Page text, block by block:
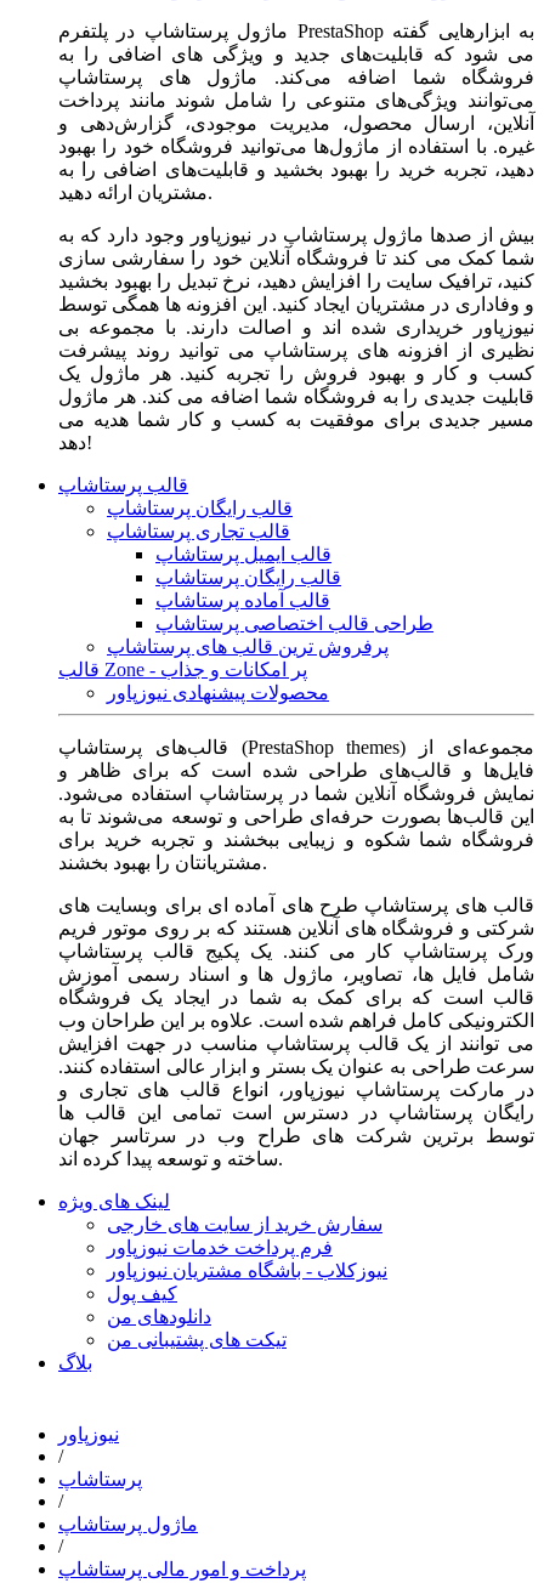
ماژول‌ پرستاشاپ در پلتفرم PrestaShop به ابزارهایی گفته
می شود که قابلیت‌های جدید و ویژگی های اضافی را به
فروشگاه شما اضافه می‌کند. ماژول های پرستاشاپ
می‌توانند ویژگی‌های متنوعی را شامل شوند مانند پرداخت
آنلاین، ارسال محصول، مدیریت موجودی، گزارش‌دهی و
غیره. با استفاده از ماژول‌ها می‌توانید فروشگاه خود را بهبود
دهید، تجربه خرید را بهبود بخشید و قابلیت‌های اضافی را به
مشتریان ارائه دهید.
بیش از صدها ماژول پرستاشاپ در نیوزپاور وجود دارد که به
شما کمک می کند تا فروشگاه آنلاین خود را سفارشی سازی
کنید، ترافیک سایت را افزایش دهید، نرخ تبدیل را بهبود بخشید
و وفاداری در مشتریان ایجاد کنید. این افزونه ها همگی توسط
نیوزپاور خریداری شده اند و اصالت دارند. با مجموعه بی
نظیری از افزونه های پرستاشاپ می توانید روند پیشرفت
کسب و کار و بهبود فروش را تجربه کنید. هر ماژول یک
قابلیت جدیدی را به فروشگاه شما اضافه می کند. هر ماژول
مسیر جدیدی برای موفقیت به کسب و کار شما هدیه می
دهد!
قالب پرستاشاپ
قالب رایگان پرستاشاپ
قالب تجاری پرستاشاپ
قالب ایمیل پرستاشاپ
قالب رایگان پرستاشاپ
قالب آماده پرستاشاپ
طراحی قالب اختصاصی پرستاشاپ
پرفروش ترین قالب های پرستاشاپ
قالب Zone - پر امکانات و جذاب
محصولات پیشنهادی نیوزپاور
قالب‌های پرستاشاپ (PrestaShop themes) مجموعه‌ای از
فایل‌ها و قالب‌های طراحی شده است که برای ظاهر و
نمایش فروشگاه آنلاین شما در پرستاشاپ استفاده می‌شود.
این قالب‌ها بصورت حرفه‌ای طراحی و توسعه می‌شوند تا به
فروشگاه شما شکوه و زیبایی ببخشند و تجربه خرید برای
مشتریانتان را بهبود بخشند.
قالب های پرستاشاپ طرح های آماده ای برای وبسایت های
شرکتی و فروشگاه های آنلاین هستند که بر روی موتور فریم
ورک پرستاشاپ کار می کنند. یک پکیج قالب پرستاشاپ
شامل فایل ها، تصاویر، ماژول ها و اسناد رسمی آموزش
قالب است که برای کمک به شما در ایجاد یک فروشگاه
الکترونیکی کامل فراهم شده است. علاوه بر این طراحان وب
می توانند از یک قالب پرستاشاپ مناسب در جهت افزایش
سرعت طراحی به عنوان یک بستر و ابزار عالی استفاده کنند.
در مارکت پرستاشاپ نیوزپاور، انواع قالب های تجاری و
رایگان پرستاشاپ در دسترس است تمامی این قالب ها
توسط برترین شرکت های طراح وب در سرتاسر جهان
ساخته و توسعه پیدا کرده اند.
لینک های ویژه
سفارش خرید از سایت های خارجی
فرم پرداخت خدمات نیوزپاور
نیوزکلاب - باشگاه مشتریان نیوزپاور
کیف پول
دانلودهای من
تیکت های پشتیبانی من
بلاگ
نیوزپاور
/
پرستاشاپ
/
ماژول پرستاشاپ
/
پرداخت و امور مالی پرستاشاپ